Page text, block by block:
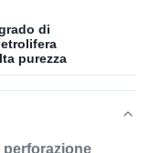
di
purezza
perforazione